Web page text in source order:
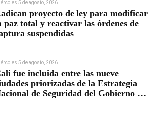
5 de agosto, 2026
proyecto de ley para modificar
paz total y reactivar las órdenes de
suspendidas
5 de agosto, 2026
fue incluida entre las nueve
priorizadas de la Estrategia
de Seguridad del Gobierno de